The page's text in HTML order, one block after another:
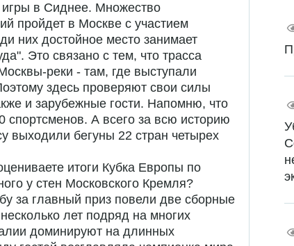
в Сиднее. Множество
пройдет в Москве с участием
них достойное место занимает
Это связано с тем, что трасса
реки - там, где выступали
здесь проверяют свои силы
и зарубежные гости. Напомню, что
спортсменов. А всего за всю историю
выходили бегуны 22 стран четырех
итоги Кубка Европы по
у стен Московского Кремля?
за главный приз повели две сборные
лет подряд на многих
доминируют на длинных